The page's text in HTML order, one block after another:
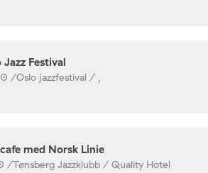
Jazz Festival
/Oslo jazzfestival / ,
med Norsk Linie
/Tønsberg Jazzklubb / Quality Hotel